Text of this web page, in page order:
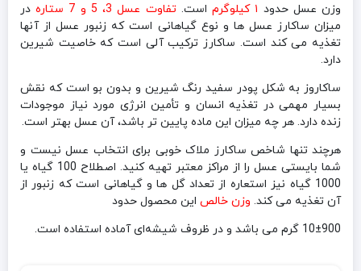
وزن عسل حدود ۱ کیلوگرم است.تفاوت عسل 3، 5 و 7 ستاره
در
میزان ساکارز عسل ها و نوع گیاهانی است که زنبور عسل از آنها
تغذیه می کند است. ساکارز ترکیب آلی است که خاصیت شیرین
دارد.
ساکاروز به شکل پودر سفید رنگ شیرین و بدون بو است که نقش
بسیار مهمی در تغذیه انسان و تأمین انرژی مورد نیاز موجودات
زنده دارد. هر چه میزان این ماده پایین تر باشد، آن عسل بهتر است.
هرچند تنها شاخص ساکارز ملاک خوبی برای انتخاب عسل نیست و
شما بایستی عسل را از مراکز معتبر تهیه کنید. اصطلاح 100 گیاه یا
1000 گیاه نیز استعاره از تعداد گل ها و گیاهانی است که زنبور از
آن تغذیه می کند. وزن خالص این محصول حدود
10±900 گرم می باشد و در ظروف شیشه‌ای آماده استفاده است.